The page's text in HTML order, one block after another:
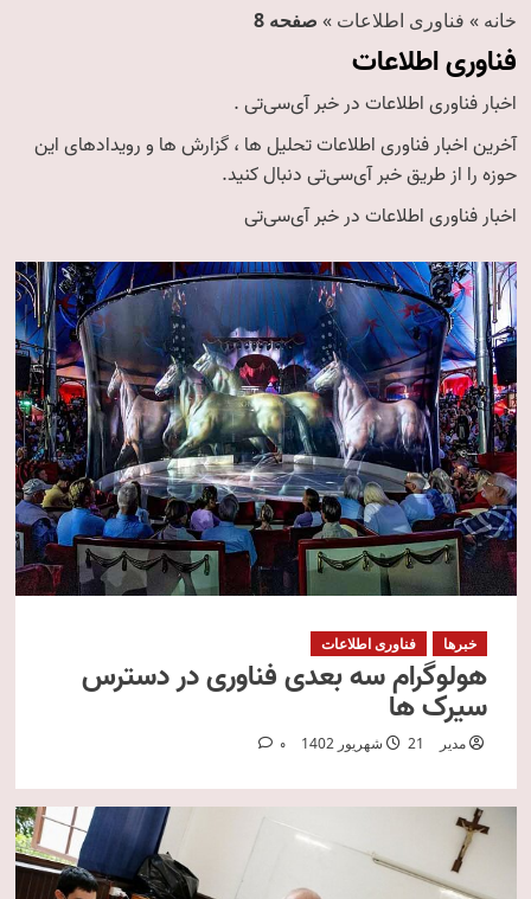
خانه » فناوری اطلاعات » صفحه 8
فناوری اطلاعات
اخبار فناوری اطلاعات در خبر آی‌سی‌تی .
آخرین اخبار فناوری اطلاعات تحلیل ها ، گزارش ها و رویدادهای این
حوزه را از طریق خبر آی‌سی‌تی دنبال کنید.
اخبار فناوری اطلاعات در خبر آی‌سی‌تی
خبرها فناوری اطلاعات
هولوگرام سه بعدی فناوری در دسترس
سیرک ها
مدیر 21 شهریور 1402 0